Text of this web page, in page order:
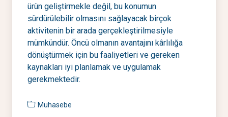
ürün geliştirmekle değil, bu konumun
sürdürülebilir olmasını sağlayacak birçok
aktivitenin bir arada gerçekleştirilmesiyle
mümkündür. Öncü olmanın avantajını kârlılığa
dönüştürmek için bu faaliyetleri ve gereken
kaynakları iyi planlamak ve uygulamak
gerekmektedir.
Muhasebe